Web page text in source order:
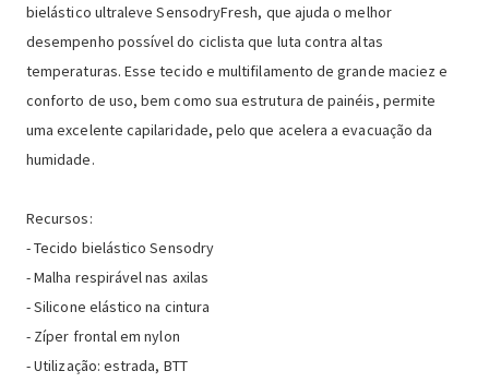
bielástico ultraleve SensodryFresh, que ajuda o melhor
desempenho possível do ciclista que luta contra altas
temperaturas. Esse tecido e multifilamento de grande maciez e
conforto de uso, bem como sua estrutura de painéis, permite
uma excelente capilaridade, pelo que acelera a evacuação da
humidade.
Recursos:
- Tecido bielástico Sensodry
- Malha respirável nas axilas
- Silicone elástico na cintura
- Zíper frontal em nylon
- Utilização: estrada, BTT